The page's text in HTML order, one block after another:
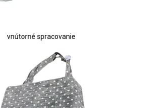
vnútorné spracovanie